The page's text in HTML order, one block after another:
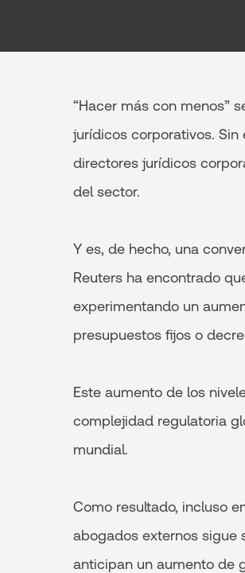
“Hacer más con menos”
jurídicos corporativos.
directores jurídicos
del sector.
Y es, de hecho, una
Reuters ha encontrado
experimentando un
presupuestos fijos o
Este aumento de los
complejidad regulatoria
mundial.
Como resultado, incluso
abogados externos sigue
anticipan un aumento de